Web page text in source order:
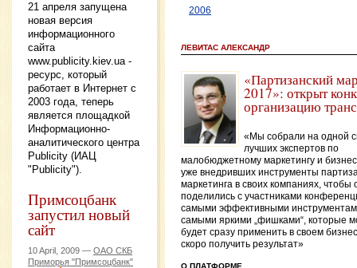
21 апреля запущена
новая версия
информационного
сайта
www.publicity.kiev.ua -
ресурс, который
работает в Интернет с
2003 года, теперь
является площадкой
Информационно-
аналитического центра
Publicity (ИАЦ
"Publicity").
Примсоцбанк
запустил новый
сайт
10 April, 2009 — ОАО СКБ
Приморья "Примсоцбанк"
2006
ЛЕВИТАС АЛЕКСАНДР
«Партизанский
2017»: открыт
организацию
«Мы собрали на одной
лучших экспертов по
малобюджетному маркетингу и
уже внедривших инструменты
маркетинга в своих компаниях, чтобы
поделились с участниками
самыми эффективными
самыми яркими „фишками“, которые
будет сразу применить в своем
скоро получить результат»